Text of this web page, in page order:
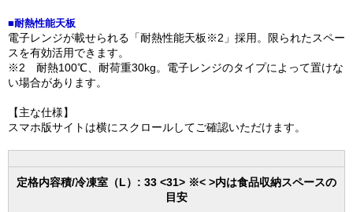
■耐熱性能天板
電子レンジが載せられる「耐熱性能天板※2」採用。限られたスペー
スを有効活用できます。
※2 耐熱100℃、耐荷重30kg。電子レンジのタイプによって置けな
い場合があります。
【主な仕様】
スマホ版サイトは横にスクロールしてご確認いただけます。
定格内容積/冷凍室（L）: 33 <31> ※< >内は食品収納スペースの
目安